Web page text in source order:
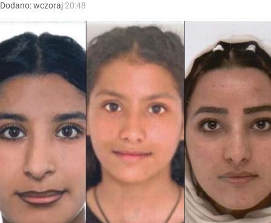
Dodano:wczoraj 20:48